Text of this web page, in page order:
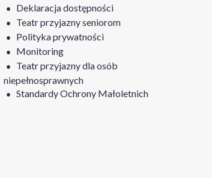
Deklaracja dostępności
Teatr przyjazny seniorom
Polityka prywatności
Monitoring
Teatr przyjazny dla osób
niepełnosprawnych
Standardy Ochrony Małoletnich